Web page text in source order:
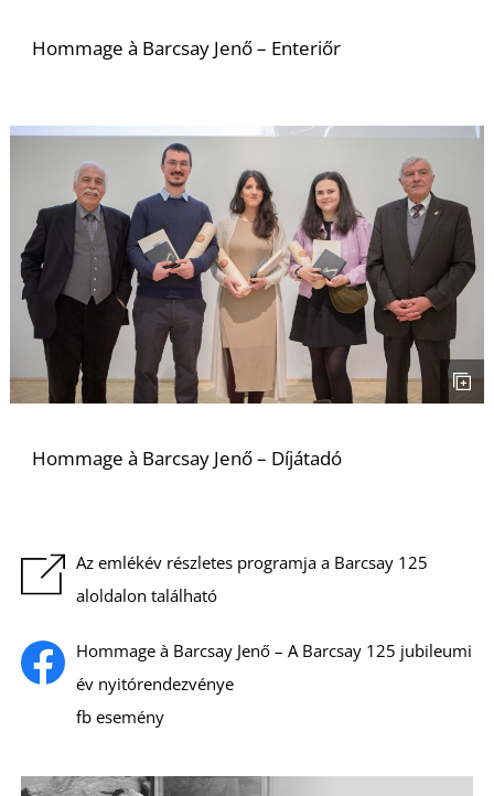
Hommage à Barcsay Jenő – Enteriőr
Hommage à Barcsay Jenő – Díjátadó
Az emlékév részletes programja a Barcsay 125
aloldalon található
Hommage à Barcsay Jenő – A Barcsay 125 jubileumi
év nyitórendezvénye
fb esemény